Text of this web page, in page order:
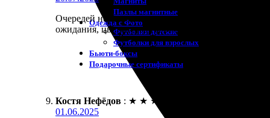
Пазлы магнитные
Одежда с Фото
Футболки детские
Футболки для взрослых
Бьюти-боксы
Подарочные сертификаты
Очередей не было, что приятно удивило. Заказал
ожидания, цветопередача отличная! Обязательно
Костя Нефёдов : ★ ★ ★
01.06.2025